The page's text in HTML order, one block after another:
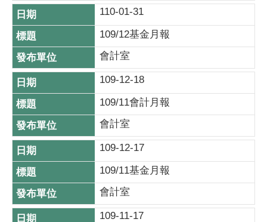
110-01-31
109/12基金月報
會計室
109-12-18
109/11會計月報
會計室
109-12-17
109/11基金月報
會計室
109-11-17